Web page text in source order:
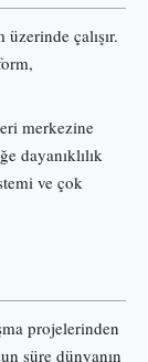
üzerinde çalışır.
merkezine
dayanıklılık
ve çok
projelerinden
süre dünyanın